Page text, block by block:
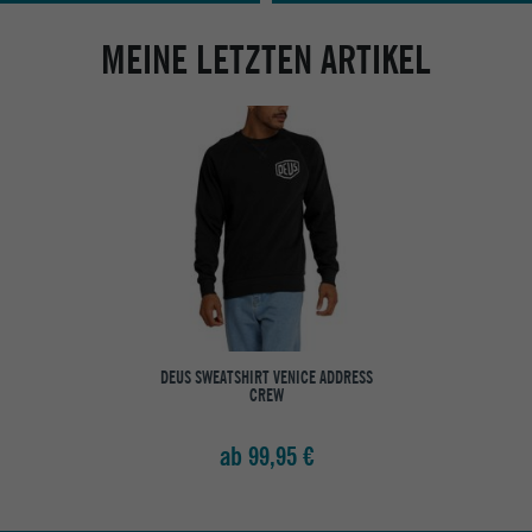
MEINE LETZTEN ARTIKEL
DEUS SWEATSHIRT VENICE ADDRESS
CREW
ab 99,95 €